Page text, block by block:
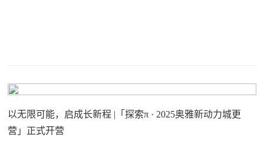
以无限可能，启成长新程 |「探索π · 2025奥雅新动力城更
营」正式开营